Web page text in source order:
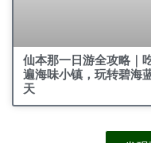
仙本那一日游全攻略｜
遍海味小镇，玩转碧海
天